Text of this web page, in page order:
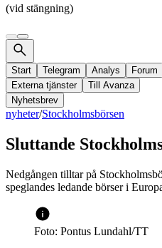
(vid stängning)
Start Telegram Analys Forum
Externa tjänster
Till Avanza
Nyhetsbrev
nyheter/Stockholmsbörsen
Sluttande
Nedgången tilltar på
speglandes ledande börser i
Foto: Pontus Lundahl/TT